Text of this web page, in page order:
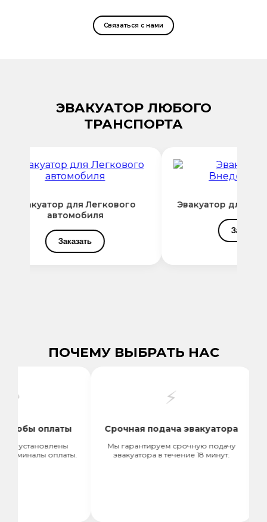
Связаться с нами
ЭВАКУАТОР ЛЮБОГО
ТРАНСПОРТА
Эвакуатор для Легкового
автомобиля
Заказать
Эвакуатор для
Заказать
ПОЧЕМУ ВЫБРАТЬ НАС
оплаты
оплаты.
Срочная подача эвакуатора
Мы гарантируем срочную подачу
эвакуатора в течение 18 минут.